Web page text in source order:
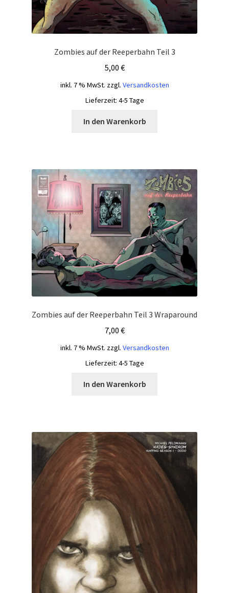
Zombies auf der Reeperbahn Teil 3
5,00 €
inkl. 7 % MwSt. zzgl. Versandkosten
Lieferzeit: 4-5 Tage
In den Warenkorb
Zombies auf der Reeperbahn Teil 3 Wraparound
7,00 €
inkl. 7 % MwSt. zzgl. Versandkosten
Lieferzeit: 4-5 Tage
In den Warenkorb